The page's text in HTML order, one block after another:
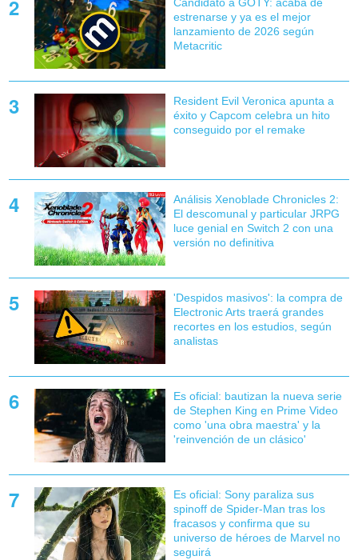
estrenarse y ya es el mejor
lanzamiento de 2026 según
Metacritic
Resident Evil Veronica apunta a
éxito y Capcom celebra un hito
conseguido por el remake
Análisis Xenoblade Chronicles 2:
El descomunal y particular JRPG
luce genial en Switch 2 con una
versión no definitiva
'Despidos masivos': la compra de
Electronic Arts traerá grandes
recortes en los estudios, según
analistas
Es oficial: bautizan la nueva serie
de Stephen King en Prime Video
como 'una obra maestra' y la
'reinvención de un clásico'
Es oficial: Sony paraliza sus
spinoff de Spider-Man tras los
fracasos y confirma que su
universo de héroes de Marvel no
seguirá